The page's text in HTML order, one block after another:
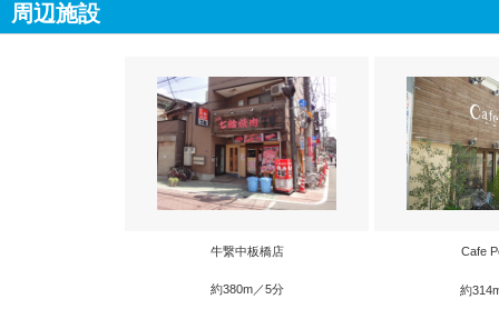
周辺施設
牛繋中板橋店
約380m／5分
Cafe
約